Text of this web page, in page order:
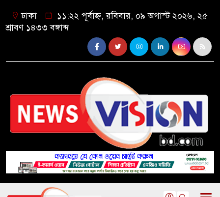
ঢাকা
১১:২২ পূর্বাহ্ন, রবিবার, ০৯ অগাস্ট ২০২৬, ২৫
শ্রাবণ ১৪৩৩ বঙ্গাব্দ